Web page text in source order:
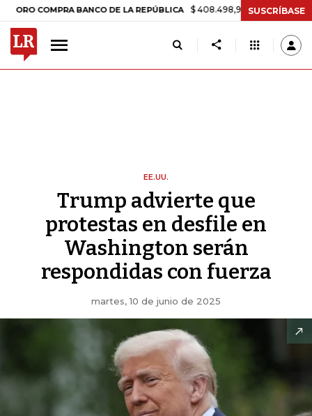
COMPRA BANCO DE LA REPÚBLICA $ 408.498,97 +$ 8.753,81 +2,19%
SUSCRÍBASE
EE.UU.
Trump advierte que
protestas en desfile en
Washington serán
respondidas con fuerza
martes, 10 de junio de 2025